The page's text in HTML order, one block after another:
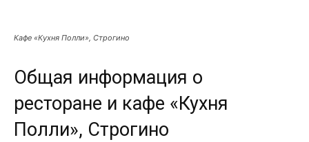
Кафе «Кухня Полли», Строгино
Общая информация о
ресторане и кафе «Кухня
Полли», Строгино